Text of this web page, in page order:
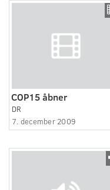
COP15 åbner
DR
7. december 2009